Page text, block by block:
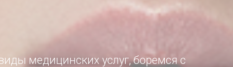
медицинских услуг, боремся с